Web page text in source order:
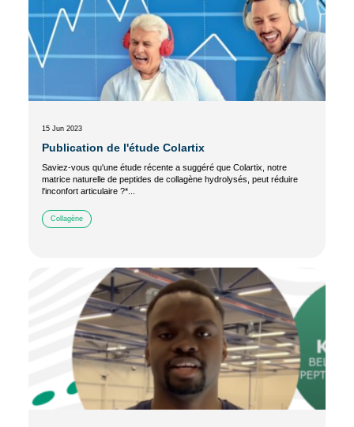
15 Jun 2023
Publication de l'étude Colartix
Saviez-vous qu'une étude récente a suggéré que Colartix, notre
matrice naturelle de peptides de collagène hydrolysés, peut réduire
l'inconfort articulaire ?*...
Collagène